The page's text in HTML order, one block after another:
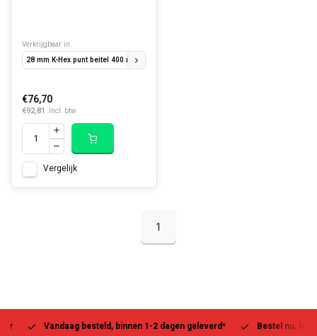
Verkrijgbaar in
28 mm K-Hex punt beitel 400 mm.
€76,70
€92,81 Incl. btw
Vergelijk
1
Vandaag besteld, binnen 1-2 dagen geleverd* Bestel nu, betaal